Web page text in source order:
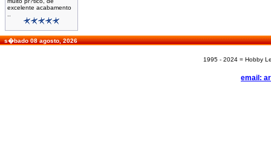
excelente acabamento
s�bado 08 agosto, 2026
1995 - 2024 = Hobby
email: